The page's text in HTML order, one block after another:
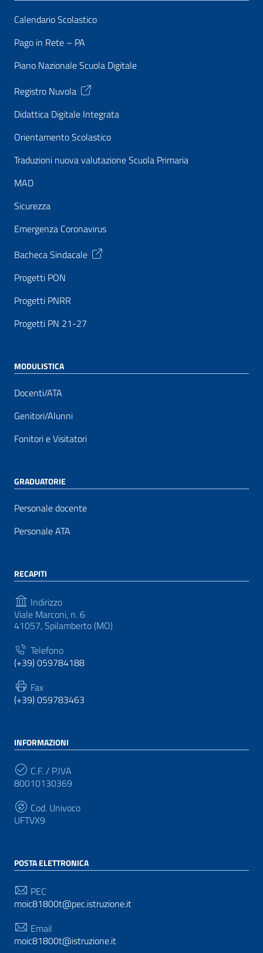
Calendario Scolastico
Pago in Rete – PA
Piano Nazionale Scuola Digitale
Registro Nuvola
Didattica Digitale Integrata
Orientamento Scolastico
Traduzioni nuova valutazione Scuola Primaria
MAD
Sicurezza
Emergenza Coronavirus
Bacheca Sindacale
Progetti PON
Progetti PNRR
Progetti PN 21-27
MODULISTICA
Docenti/ATA
Genitori/Alunni
Fonitori e Visitatori
GRADUATORIE
Personale docente
Personale ATA
RECAPITI
Indirizzo
Viale Marconi, n. 6
41057, Spilamberto (MO)
Telefono
(+39) 059784188
Fax
(+39) 059783463
INFORMAZIONI
C.F. / P.IVA
80010130369
Cod. Univoco
UFTVX9
POSTA ELETTRONICA
PEC
moic81800t@pec.istruzione.it
Email
moic81800t@istruzione.it